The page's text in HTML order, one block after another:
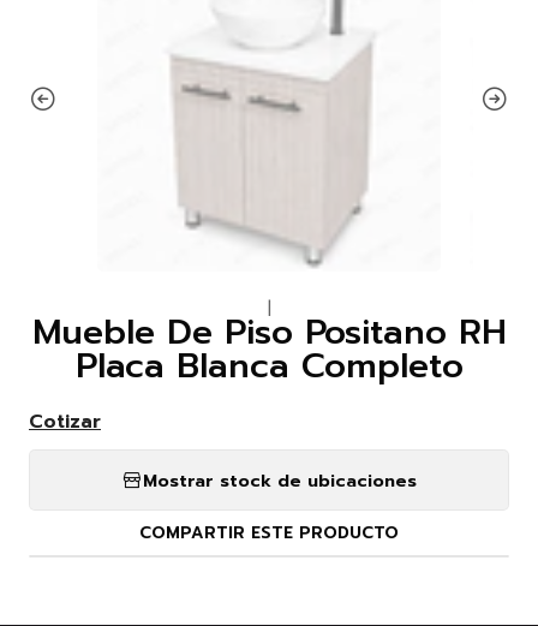
|
Mueble De Piso Positano RH
Placa Blanca Completo
Cotizar
Mostrar stock de ubicaciones
COMPARTIR ESTE PRODUCTO